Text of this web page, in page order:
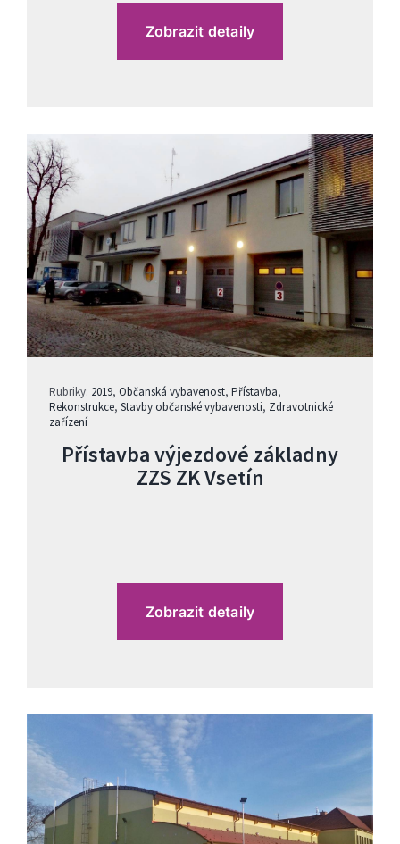
Zobrazit detaily
Rubriky: 2019, Občanská vybavenost, Přístavba,
Rekonstrukce, Stavby občanské vybavenosti, Zdravotnické
zařízení
Přístavba výjezdové základny
ZZS ZK Vsetín
Zobrazit detaily